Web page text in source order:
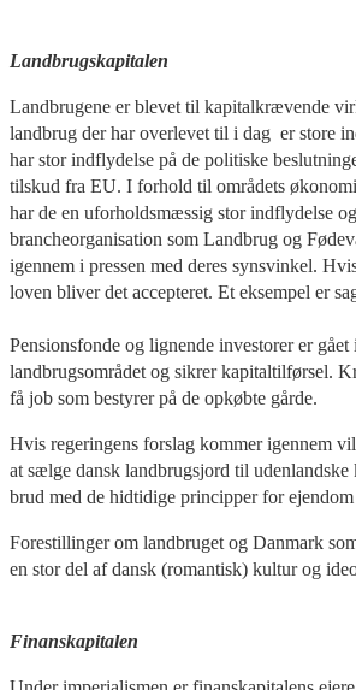
Landbrugskapitalen
Landbrugene er blevet til kapitalkrævende
landbrug der har overlevet til i dag er store
har stor indflydelse på de politiske
tilskud fra EU. I forhold til områdets
har de en uforholdsmæssig stor indflydelse
brancheorganisation som Landbrug og
igennem i pressen med deres synsvinkel.
loven bliver det accepteret. Et eksempel er
Pensionsfonde og lignende investorer er gået
landbrugsområdet og sikrer kapitaltilførsel.
få job som bestyrer på de opkøbte gårde.
Hvis regeringens forslag kommer igennem
at sælge dansk landbrugsjord til udenlandske
brud med de hidtidige principper for
Forestillinger om landbruget og Danmark
en stor del af dansk (romantisk) kultur og
Finanskapitalen